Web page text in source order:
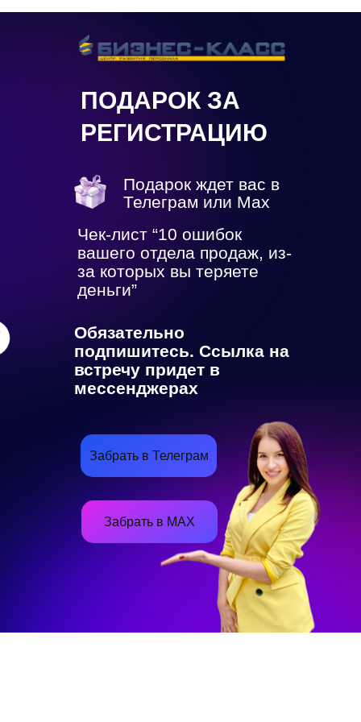
ПОДАРОК ЗА
РЕГИСТРАЦИЮ
Чек-лист “10 ошибок
вашего отдела продаж, из-
за которых вы теряете
деньги”
Обязательно
подпишитесь. Ссылка на
встречу придет в
мессенджерах
Подарок ждет вас в
Телеграм или Max
Забрать в Телеграм
Забрать в MAX